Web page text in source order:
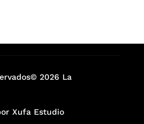
2026 La
Xufa Estudio